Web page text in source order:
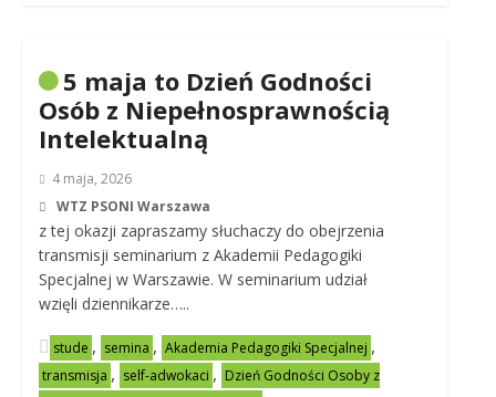
5 maja to Dzień Godności
Osób z Niepełnosprawnością
Intelektualną
4 maja, 2026
WTZ PSONI Warszawa
z tej okazji zapraszamy słuchaczy do obejrzenia
transmisji seminarium z Akademii Pedagogiki
Specjalnej w Warszawie. W seminarium udział
wzięli dziennikarze…..
stude , semina , Akademia Pedagogiki Specjalnej ,
transmisja , self-adwokaci , Dzień Godności Osoby z